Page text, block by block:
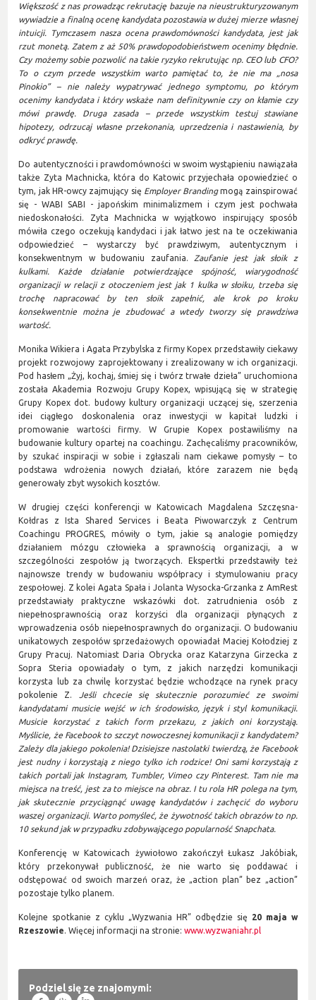
Większość z nas prowadząc rekrutację bazuje na nieustrukturyzowanym
wywiadzie a finalną ocenę kandydata pozostawia w dużej mierze własnej
intuicji. Tymczasem nasza ocena prawdomówności kandydata, jest jak
rzut monetą. Zatem z aż 50% prawdopodobieństwem ocenimy błędnie.
Czy możemy sobie pozwolić na takie ryzyko rekrutując np. CEO lub CFO?
To o czym przede wszystkim warto pamiętać to, że nie ma „nosa
Pinokio” – nie należy wypatrywać jednego symptomu, po którym
ocenimy kandydata i który wskaże nam definitywnie czy on kłamie czy
mówi prawdę. Druga zasada – przede wszystkim testuj stawiane
hipotezy, odrzucaj własne przekonania, uprzedzenia i nastawienia, by
odkryć prawdę.
Do autentyczności i prawdomówności w swoim wystąpieniu nawiązała
także Zyta Machnicka, która do Katowic przyjechała opowiedzieć o
tym, jak HR-owcy zajmujący się Employer Brandingmogą zainspirować
się - WABI SABI - japońskim minimalizmem i czym jest pochwała
niedoskonałości. Zyta Machnicka w wyjątkowo inspirujący sposób
mówiła czego oczekują kandydaci i jak łatwo jest na te oczekiwania
odpowiedzieć – wystarczy być prawdziwym, autentycznym i
konsekwentnym w budowaniu zaufania. Zaufanie jest jak słoik z
kulkami. Każde działanie potwierdzające spójność, wiarygodność
organizacji w relacji z otoczeniem jest jak 1 kulka w słoiku, trzeba się
trochę napracować by ten słoik zapełnić, ale krok po kroku
konsekwentnie można je zbudować a wtedy tworzy się prawdziwa
wartość.
Monika Wikiera i Agata Przybylska z firmy Kopex przedstawiły ciekawy
projekt rozwojowy zaprojektowany i zrealizowany w ich organizacji.
Pod hasłem „Żyj, kochaj, śmiej się i twórz trwałe dzieła” uruchomiona
została Akademia Rozwoju Grupy Kopex, wpisującą się w strategię
Grupy Kopex dot. budowy kultury organizacji uczącej się, szerzenia
idei ciągłego doskonalenia oraz inwestycji w kapitał ludzki i
promowanie wartości firmy. W Grupie Kopex postawiliśmy na
budowanie kultury opartej na coachingu. Zachęcaliśmy pracowników,
by szukać inspiracji w sobie i zgłaszali nam ciekawe pomysły – to
podstawa wdrożenia nowych działań, które zarazem nie będą
generowały zbyt wysokich kosztów.
W drugiej części konferencji w Katowicach Magdalena Szczęsna-
Kołdras z Ista Shared Services i Beata Piwowarczyk z Centrum
Coachingu PROGRES, mówiły o tym, jakie są analogie pomiędzy
działaniem mózgu człowieka a sprawnością organizacji, a w
szczególności zespołów ją tworzących. Ekspertki przedstawiły też
najnowsze trendy w budowaniu współpracy i stymulowaniu pracy
zespołowej. Z kolei Agata Spała i Jolanta Wysocka-Grzanka z AmRest
przedstawiały praktyczne wskazówki dot. zatrudnienia osób z
niepełnosprawnością oraz korzyści dla organizacji płynących z
wprowadzenia osób niepełnosprawnych do organizacji. O budowaniu
unikatowych zespołów sprzedażowych opowiadał Maciej Kołodziej z
Grupy Pracuj. Natomiast Daria Obrycka oraz Katarzyna Girzecka z
Sopra Steria opowiadały o tym, z jakich narzędzi komunikacji
korzysta lub za chwilę korzystać będzie wchodzące na rynek pracy
pokolenie Z.
Jeśli chcecie się skutecznie porozumieć ze swoimi
kandydatami musicie wejść w ich środowisko, język i styl komunikacji.
Musicie korzystać z takich form przekazu, z jakich oni korzystają.
Myślicie, że Facebook to szczyt nowoczesnej komunikacji z kandydatem?
Zależy dla jakiego pokolenia! Dzisiejsze nastolatki twierdzą, że Facebook
jest nudny i korzystają z niego tylko ich rodzice! Oni sami korzystają z
takich portali jak Instagram, Tumbler, Vimeo czy Pinterest. Tam nie ma
miejsca na treść, jest za to miejsce na obraz. I tu rola HR polega na tym,
jak skutecznie przyciągnąć uwagę kandydatów i zachęcić do wyboru
waszej organizacji. Warto pomyśleć, że żywotność takich obrazów to np.
10 sekund jak w przypadku zdobywającego popularność Snapchata.
Konferencję w Katowicach żywiołowo zakończył Łukasz Jakóbiak,
który przekonywał publiczność, że nie warto się poddawać i
odstępować od swoich marzeń oraz, że „action plan” bez „action”
pozostaje tylko planem.
Kolejne spotkanie z cyklu „Wyzwania HR” odbędzie się 20 maja w
Rzeszowie. Więcej informacji na stronie:www.wyzwaniahr.pl
Podziel się ze znajomymi: